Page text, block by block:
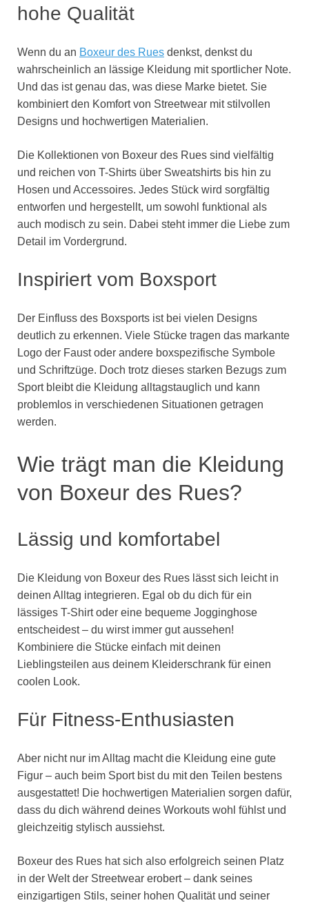
hohe Qualität
Wenn du an Boxeur des Rues denkst, denkst du
wahrscheinlich an lässige Kleidung mit sportlicher Note.
Und das ist genau das, was diese Marke bietet. Sie
kombiniert den Komfort von Streetwear mit stilvollen
Designs und hochwertigen Materialien.
Die Kollektionen von Boxeur des Rues sind vielfältig
und reichen von T-Shirts über Sweatshirts bis hin zu
Hosen und Accessoires. Jedes Stück wird sorgfältig
entworfen und hergestellt, um sowohl funktional als
auch modisch zu sein. Dabei steht immer die Liebe zum
Detail im Vordergrund.
Inspiriert vom Boxsport
Der Einfluss des Boxsports ist bei vielen Designs
deutlich zu erkennen. Viele Stücke tragen das markante
Logo der Faust oder andere boxspezifische Symbole
und Schriftzüge. Doch trotz dieses starken Bezugs zum
Sport bleibt die Kleidung alltagstauglich und kann
problemlos in verschiedenen Situationen getragen
werden.
Wie trägt man die Kleidung
von Boxeur des Rues?
Lässig und komfortabel
Die Kleidung von Boxeur des Rues lässt sich leicht in
deinen Alltag integrieren. Egal ob du dich für ein
lässiges T-Shirt oder eine bequeme Jogginghose
entscheidest – du wirst immer gut aussehen!
Kombiniere die Stücke einfach mit deinen
Lieblingsteilen aus deinem Kleiderschrank für einen
coolen Look.
Für Fitness-Enthusiasten
Aber nicht nur im Alltag macht die Kleidung eine gute
Figur – auch beim Sport bist du mit den Teilen bestens
ausgestattet! Die hochwertigen Materialien sorgen dafür,
dass du dich während deines Workouts wohl fühlst und
gleichzeitig stylisch aussiehst.
Boxeur des Rues hat sich also erfolgreich seinen Platz
in der Welt der Streetwear erobert – dank seines
einzigartigen Stils, seiner hohen Qualität und seiner